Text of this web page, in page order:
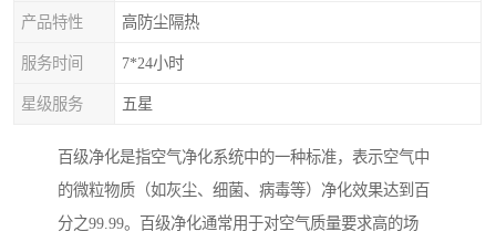
产品特性 高防尘隔热
服务时间 7*24小时
星级服务 五星
百级净化是指空气净化系统中的一种标准，表示空气中
的微粒物质（如灰尘、细菌、病毒等）净化效果达到百
分之99.99。百级净化通常用于对空气质量要求高的场